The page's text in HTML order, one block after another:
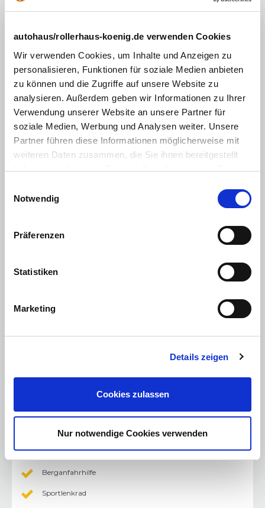
autohaus/rollerhaus-koenig.de verwenden Cookies
Wir verwenden Cookies, um Inhalte und Anzeigen zu
personalisieren, Funktionen für soziale Medien anbieten
zu können und die Zugriffe auf unsere Website zu
analysieren. Außerdem geben wir Informationen zu Ihrer
Verwendung unserer Website an unsere Partner für
soziale Medien, Werbung und Analysen weiter. Unsere
Partner führen diese Informationen möglicherweise mit
weiteren Daten zusammen, die Sie ihnen bereitgestellt
haben oder die sie im Rahmen Ihrer Nutzung der Dienste
Cookies, wenn Sie unsere Webseite weiterhin nutzen.
Notwendig
Präferenzen
Statistiken
Marketing
Details zeigen
Cookies zulassen
Nur notwendige Cookies verwenden
Außenspiegel abklappbar
keyless-Go
Mittelarmlehne
Licht:
Licht - Bi-Xenon
Freisprecheinrichtung
DAB+ Digital Radio
LM-Felgen
Berganfahrhilfe
Sportlenkrad